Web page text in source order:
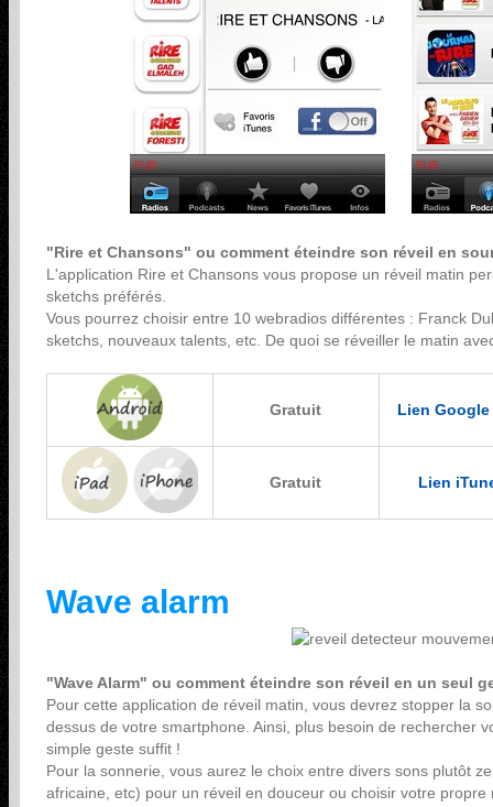
"Rire et Chansons" ou comment éteindre son réveil en
L'application Rire et Chansons vous propose un réveil matin
sketchs préférés.
Vous pourrez choisir entre 10 webradios différentes : Franck
sketchs, nouveaux talents, etc. De quoi se réveiller le matin
Gratuit Lien Google
Gratuit Lien
Wave alarm
"Wave Alarm" ou comment éteindre son réveil en un seul
Pour cette application de réveil matin, vous devrez stopper la
dessus de votre smartphone. Ainsi, plus besoin de rechercher
simple geste suffit !
Pour la sonnerie, vous aurez le choix entre divers sons plutôt
africaine, etc) pour un réveil en douceur ou choisir votre propre